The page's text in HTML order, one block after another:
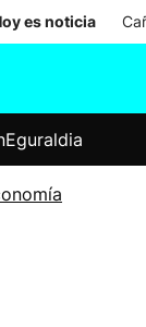
es noticia
Eguraldia